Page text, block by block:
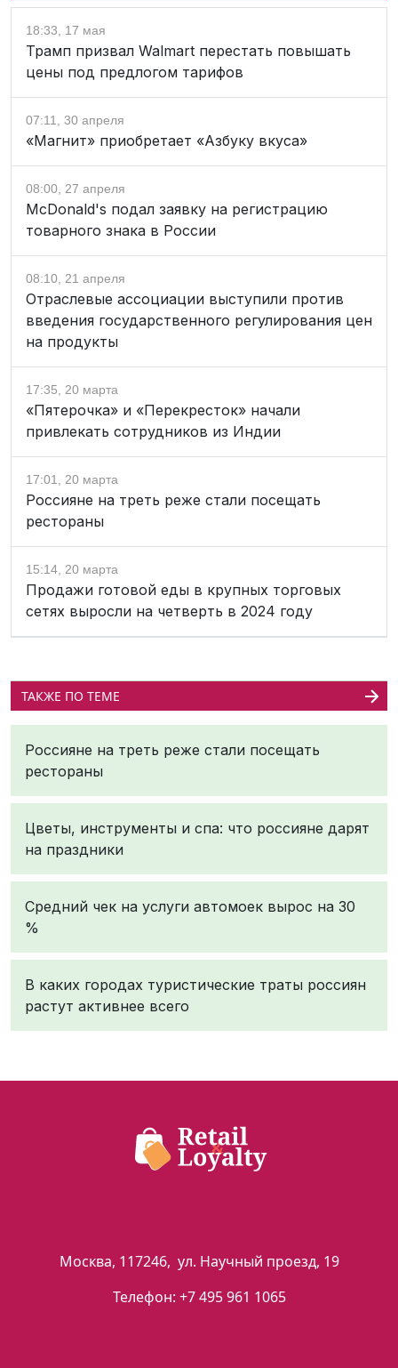
18:33, 17 мая
Трамп призвал Walmart перестать повышать
цены под предлогом тарифов
07:11, 30 апреля
«Магнит» приобретает «Азбуку вкуса»
08:00, 27 апреля
McDonald's подал заявку на регистрацию
товарного знака в России
08:10, 21 апреля
Отраслевые ассоциации выступили против
введения государственного регулирования цен
на продукты
17:35, 20 марта
«Пятерочка» и «Перекресток» начали
привлекать сотрудников из Индии
17:01, 20 марта
Россияне на треть реже стали посещать
рестораны
15:14, 20 марта
Продажи готовой еды в крупных торговых
сетях выросли на четверть в 2024 году
ТАКЖЕ ПО ТЕМЕ
Россияне на треть реже стали посещать
рестораны
Цветы, инструменты и спа: что россияне дарят
на праздники
Средний чек на услуги автомоек вырос на 30
%
В каких городах туристические траты россиян
растут активнее всего
Москва, 117246, ул. Научный проезд, 19
Телефон: +7 495 961 1065